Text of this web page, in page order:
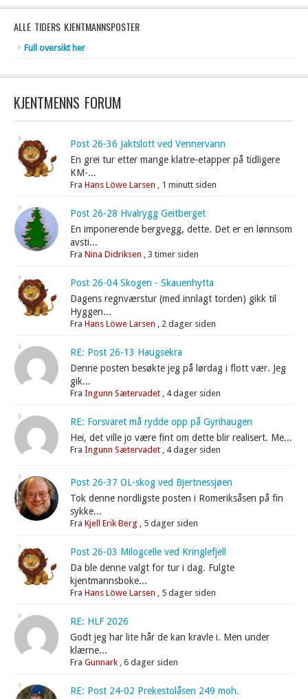
ALLE TIDERS KJENTMANNSPOSTER
Full oversikt her
KJENTMENNS FORUM
Post 26-36 Jaktslott ved Vennervann
En grei tur etter mange klatre-etapper på tidligere
KM-...
FraHans Löwe Larsen , 1 minutt siden
Post 26-28 Hvalrygg Geitberget
En imponerende bergvegg, dette. Det er en lønnsom
avsti...
FraNina Didriksen ,3 timer siden
Post 26-04 Skogen - Skauenhytta
Dagens regnværstur (med innlagt torden) gikk til
Hyggen...
FraHans Löwe Larsen , 2 dager siden
RE: Post 26-13 Haugsekra
Denne posten besøkte jeg på lørdag i flott vær. Jeg
gik...
FraIngunn Sætervadet , 4 dager siden
RE: Forsvaret må rydde opp på Gyrihaugen
Hei, det ville jo være fint om dette blir realisert. Me...
FraIngunn Sætervadet , 4 dager siden
Post 26-37 OL-skog ved Bjertnessjøen
Tok denne nordligste posten i Romeriksåsen på fin
sykke...
FraKjell Erik Berg , 5 dager siden
Post 26-03 Milogcelle ved Kringlefjell
Da ble denne valgt for tur i dag. Fulgte
kjentmannsboke...
FraHans Löwe Larsen , 5 dager siden
RE: HLF 2026
Godt jeg har lite hår de kan kravle i. Men under
klærne...
FraGunnark ,6 dager siden
RE: Post 24-02 Prekestolåsen 249 moh.